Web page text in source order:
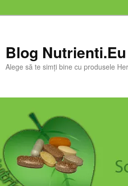
Blog Nutrienti.Eu
Alege să te simți bine cu produsele